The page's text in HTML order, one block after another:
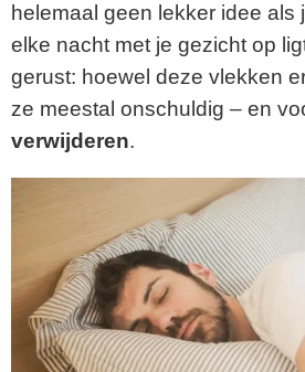
helemaal geen lekker idee als
elke nacht met je gezicht op
gerust: hoewel deze vlekken
ze meestal onschuldig – en
verwijderen.